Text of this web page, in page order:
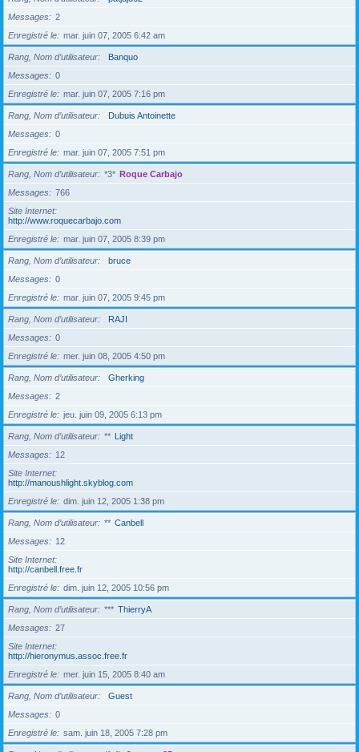
Messages
2
Enregistré le
mar. juin 07, 2005 6:42 am
Rang, Nom d’utilisateur
Banquo
Messages
0
Enregistré le
mar. juin 07, 2005 7:16 pm
Rang, Nom d’utilisateur
Dubuis Antoinette
Messages
0
Enregistré le
mar. juin 07, 2005 7:51 pm
Rang, Nom d’utilisateur *3* Roque Carbajo
Messages
766
Site Internet
http://www.roquecarbajo.com
Enregistré le
mar. juin 07, 2005 8:39 pm
Rang, Nom d’utilisateur
bruce
Messages
0
Enregistré le
mar. juin 07, 2005 9:45 pm
Rang, Nom d’utilisateur
RAJI
Messages
0
Enregistré le
mer. juin 08, 2005 4:50 pm
Rang, Nom d’utilisateur
Gherking
Messages
2
Enregistré le
jeu. juin 09, 2005 6:13 pm
Rang, Nom d’utilisateur ** Light
Messages
12
Site Internet
http://manoushlight.skyblog.com
Enregistré le
dim. juin 12, 2005 1:38 pm
Rang, Nom d’utilisateur ** Canbell
Messages
12
Site Internet
http://canbell.free.fr
Enregistré le
dim. juin 12, 2005 10:56 pm
Rang, Nom d’utilisateur *** ThierryA
Messages
27
Site Internet
http://hieronymus.assoc.free.fr
Enregistré le
mer. juin 15, 2005 8:40 am
Rang, Nom d’utilisateur
Guest
Messages
0
Enregistré le
sam. juin 18, 2005 7:28 pm